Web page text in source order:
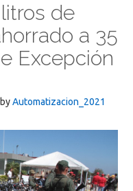
de
a 35
Excepción
byAutomatizacion_2021